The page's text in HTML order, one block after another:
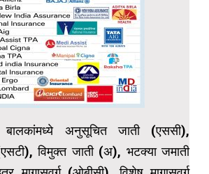
अनुसूचित जाती (एससी),
विमुक्त जाती (अ), भटक्या जमाती